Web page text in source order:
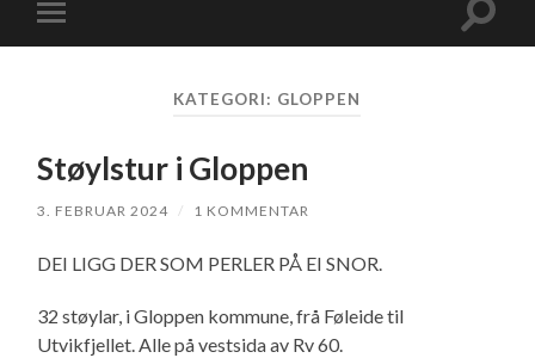
Veksle
mobilmeny
Veksle
KATEGORI: GLOPPEN
Støylstur i Gloppen
3. FEBRUAR 2024 / 1 KOMMENTAR
DEI LIGG DER SOM PERLER PÅ EI SNOR.
32 støylar, i Gloppen kommune, frå Føleide til
Utvikfjellet. Alle på vestsida av Rv 60.